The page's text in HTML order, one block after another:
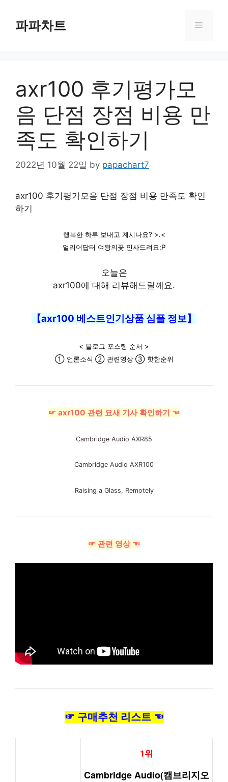
content파파차트 Menu
axr100 후기평가모
음 단점 장점 비용 만
족도 확인하기
2022년 10월 22일 by papachart7
axr100 후기평가모음 단점 장점 비용 만족도 확인
하기
행복한 하루 보내고 계시나요? >.<
얼리어답터 여왕의꽃 인사드려요:P
오늘은
axr100에 대해 리뷰해드릴께요.
【axr100 베스트인기상품 심플 정보】
< 블로그 포스팅 순서 >
① 언론소식 ② 관련영상 ③ 핫한순위
☞ axr100 관련 요새 기사 확인하기 ☜
Cambridge Audio AXR85
Cambridge Audio AXR100
Raising a Glass, Remotely
☞ 관련 영상 ☜
☞ 구매추천 리스트 ☜
1위
Cambridge Audio(캠브리지오